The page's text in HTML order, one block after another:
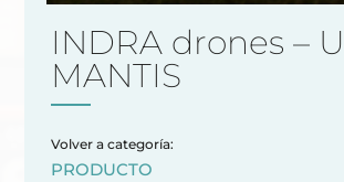
INDRA drones –
MANTIS
Volver a categoría:
PRODUCTO